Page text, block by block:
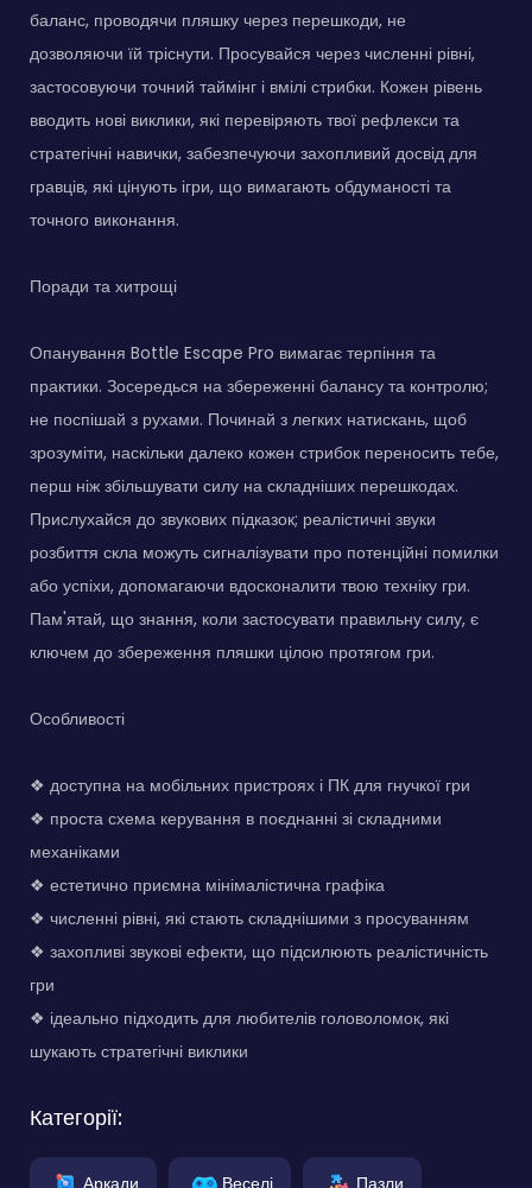
баланс, проводячи пляшку через перешкоди, не
дозволяючи їй тріснути. Просувайся через численні рівні,
застосовуючи точний таймінг і вмілі стрибки. Кожен рівень
вводить нові виклики, які перевіряють твої рефлекси та
стратегічні навички, забезпечуючи захопливий досвід для
гравців, які цінують ігри, що вимагають обдуманості та
точного виконання.
Поради та хитрощі
Опанування Bottle Escape Pro вимагає терпіння та
практики. Зосередься на збереженні балансу та контролю;
не поспішай з рухами. Починай з легких натискань, щоб
зрозуміти, наскільки далеко кожен стрибок переносить тебе,
перш ніж збільшувати силу на складніших перешкодах.
Прислухайся до звукових підказок; реалістичні звуки
розбиття скла можуть сигналізувати про потенційні помилки
або успіхи, допомагаючи вдосконалити твою техніку гри.
Пам'ятай, що знання, коли застосувати правильну силу, є
ключем до збереження пляшки цілою протягом гри.
Особливості
❖ доступна на мобільних пристроях і ПК для гнучкої гри
❖ проста схема керування в поєднанні зі складними
механіками
❖ естетично приємна мінімалістична графіка
❖ численні рівні, які стають складнішими з просуванням
❖ захопливі звукові ефекти, що підсилюють реалістичність
гри
❖ ідеально підходить для любителів головоломок, які
шукають стратегічні виклики
Категорії:
Аркади Веселі Пазли